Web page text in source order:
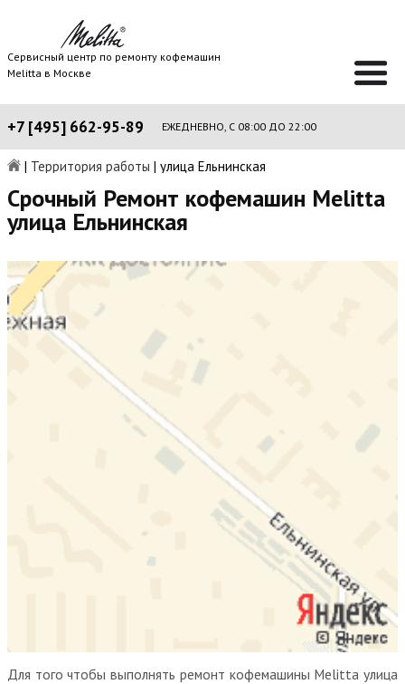
Сервисный центр по ремонту кофемашин
Melitta в Москве
+7 [495] 662-95-89 ЕЖЕДНЕВНО, С 08:00 ДО 22:00
| Территория работы | улица Ельнинская
Срочный Ремонт кофемашин Melitta
улица Ельнинская
Для того чтобы выполнять ремонт кофемашины Melitta улица